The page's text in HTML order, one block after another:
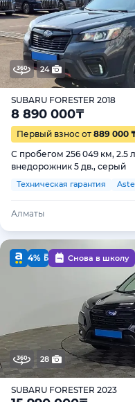
24
SUBARU FORESTER 2018
8 890 000₸
Первый взнос от 889 000
С пробегом 256 049 км, 2.5
внедорожник 5 дв., серый
Техническая гарантия
Алматы
4% Снова в школу
28
SUBARU FORESTER 2023